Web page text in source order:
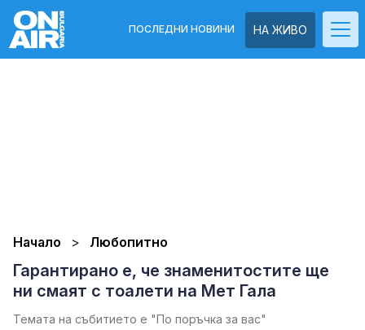
НА ЖИВО
ПОСЛЕДНИ НОВИНИ
Начало Любопитно
Гарантирано е, че знаменитостите ще
ни смаят с тоалети на Мет Гала
Темата на събитието е "По поръчка за вас"